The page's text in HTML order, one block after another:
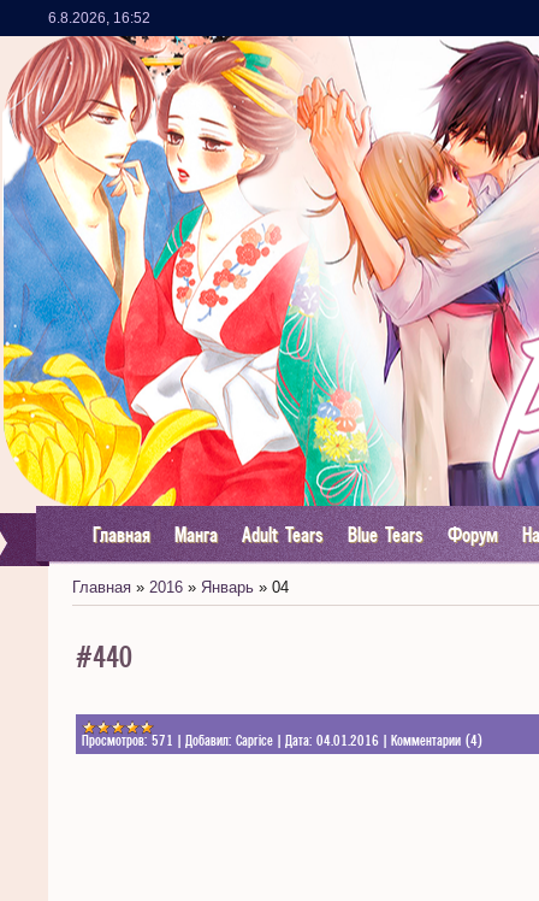
6.8.2026, 16:52
Главная Манга Adult Tears Blue Tears Форум
Главная » 2016 » Январь » 04
#440
Просмотров: 571 Добавил: Caprice Дата: 04.01.2016 Комментарии (4)